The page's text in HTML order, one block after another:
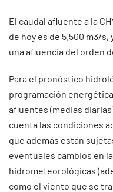
El caudal afluente a la
de hoy es de 5.500 m3/s,
una afluencia del orden
Para el pronóstico
programación
afluentes (medias
cuenta las condiciones
que además están
eventuales cambios en
hidrometeorológicas
como el viento que se